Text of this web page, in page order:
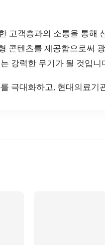
고객층과의 소통을 통해
콘텐츠를 제공함으로써
강력한 무기가 될 것입니
극대화하고, 현대의료기